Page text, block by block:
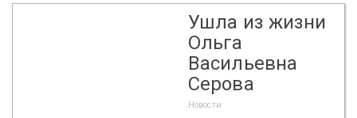
Ушла из жизни
Ольга
Васильевна
Серова
Новости